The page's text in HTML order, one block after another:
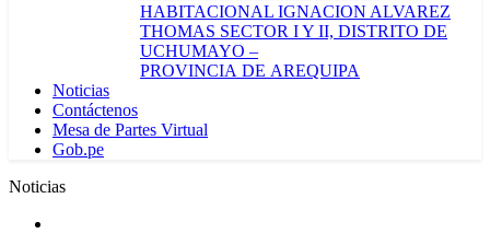
HABITACIONAL IGNACION ALVAREZ
THOMAS SECTOR I Y II, DISTRITO DE
UCHUMAYO –
PROVINCIA DE AREQUIPA
Noticias
Contáctenos
Mesa de Partes Virtual
Gob.pe
Noticias